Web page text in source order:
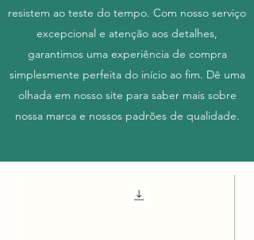
resistem ao teste do tempo. Com nosso serviço
excepcional e atenção aos detalhes,
garantimos uma experiência de compra
simplesmente perfeita do início ao fim. Dê uma
olhada em nosso site para saber mais sobre
nossa marca e nossos padrões de qualidade.